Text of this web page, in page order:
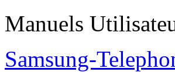
Manuels
Samsung-